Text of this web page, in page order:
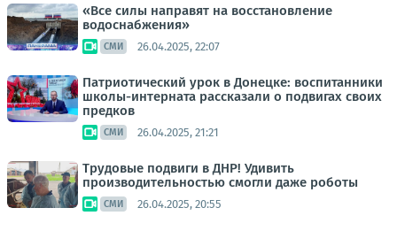
«Все силы направят на восстановление
водоснабжения»
СМИ 26.04.2025, 22:07
Патриотический урок в Донецке: воспитанники
школы-интерната рассказали о подвигах своих
предков
СМИ 26.04.2025, 21:21
Трудовые подвиги в ДНР! Удивить
производительностью смогли даже роботы
СМИ 26.04.2025, 20:55